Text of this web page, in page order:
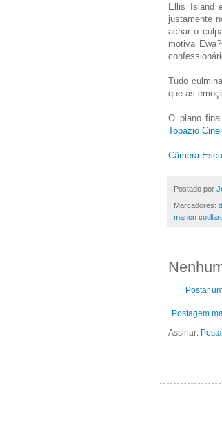
Ellis Island
justamente
achar o
motiva
Tudo
que as
O plano
Topázio
Câmera
Postado por
Marcadores:
marion
Postar
Postagem
Assinar: